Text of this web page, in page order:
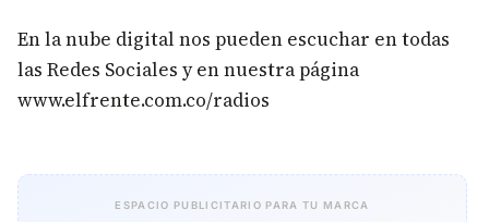
En la nube digital nos pueden escuchar en todas
las Redes Sociales y en nuestra página
www.elfrente.com.co/radios
ESPACIO PUBLICITARIO PARA TU MARCA